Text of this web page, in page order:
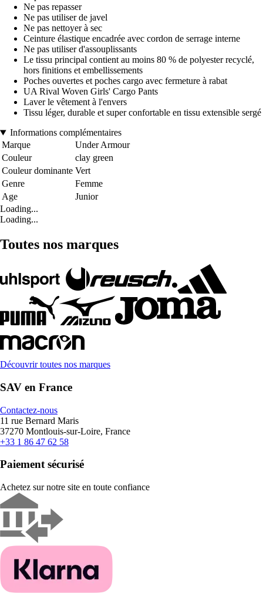
Ne pas repasser
Ne pas utiliser de javel
Ne pas nettoyer à sec
Ceinture élastique encadrée avec cordon de serrage interne
Ne pas utiliser d'assouplissants
Le tissu principal contient au moins 80 % de polyester recyclé,
hors finitions et embellissements
Poches ouvertes et poches cargo avec fermeture à rabat
UA Rival Woven Girls' Cargo Pants
Laver le vêtement à l'envers
Tissu léger, durable et super confortable en tissu extensible sergé
Informations complémentaires
Marque
Under Armour
Couleur
clay green
Couleur dominante Vert
Genre
Femme
Age
Junior
Loading...
Loading...
Toutes nos marques
Découvrir toutes nos marques
SAV en France
Contactez-nous
11 rue Bernard Maris
37270 Montlouis-sur-Loire, France
+33 1 86 47 62 58
Paiement sécurisé
Achetez sur notre site en toute confiance